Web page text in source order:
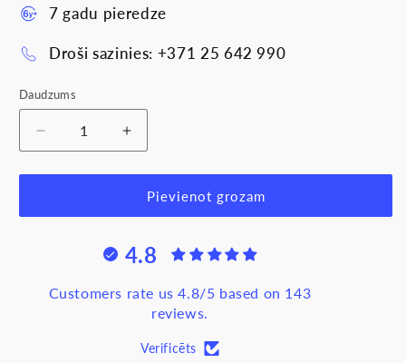
7 gadu pieredze
Droši sazinies: +371 25 642 990
Daudzums
Samazināt
daudzumu
produktam
kontaktligzda
mehānisms
Palielināt
daudzumu
produktam
DATA
kontaktligzda
1xRJ45
mehānisms
Pievienot grozam
4.8
Customers rate us 4.8/5 based on 143
reviews.
Verificēts